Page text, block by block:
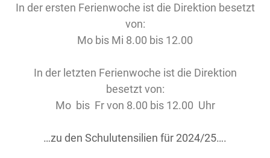
In der ersten Ferienwoche ist die Direktion besetzt
von:
Mo bis Mi 8.00 bis 12.00
In der letzten Ferienwoche ist die Direktion
besetzt von:
Mo bis Fr von 8.00 bis 12.00 Uhr
…zu den Schulutensilien für 2024/25….